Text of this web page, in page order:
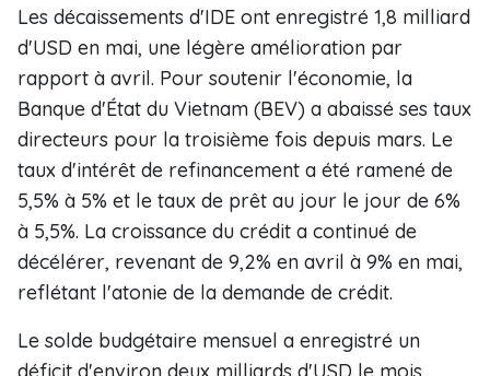
Les décaissements d'IDE ont enregistré 1,8 milliard
d'USD en mai, une légère amélioration par
rapport à avril. Pour soutenir l'économie, la
Banque d'État du Vietnam (BEV) a abaissé ses taux
directeurs pour la troisième fois depuis mars. Le
taux d'intérêt de refinancement a été ramené de
5,5% à 5% et le taux de prêt au jour le jour de 6%
à 5,5%. La croissance du crédit a continué de
décélérer, revenant de 9,2% en avril à 9% en mai,
reflétant l'atonie de la demande de crédit.
Le solde budgétaire mensuel a enregistré un